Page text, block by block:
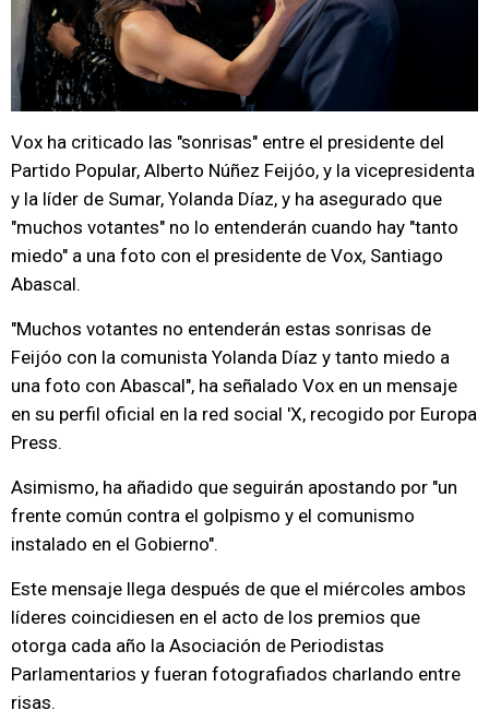
Vox ha criticado las "sonrisas" entre el presidente del
Partido Popular, Alberto Núñez Feijóo, y la vicepresidenta
y la líder de Sumar, Yolanda Díaz, y ha asegurado que
"muchos votantes" no lo entenderán cuando hay "tanto
miedo" a una foto con el presidente de Vox, Santiago
Abascal.
"Muchos votantes no entenderán estas sonrisas de
Feijóo con la comunista Yolanda Díaz y tanto miedo a
una foto con Abascal", ha señalado Vox en un mensaje
en su perfil oficial en la red social 'X, recogido por Europa
Press.
Asimismo, ha añadido que seguirán apostando por "un
frente común contra el golpismo y el comunismo
instalado en el Gobierno".
Este mensaje llega después de que el miércoles ambos
líderes coincidiesen en el acto de los premios que
otorga cada año la Asociación de Periodistas
Parlamentarios y fueran fotografiados charlando entre
risas.